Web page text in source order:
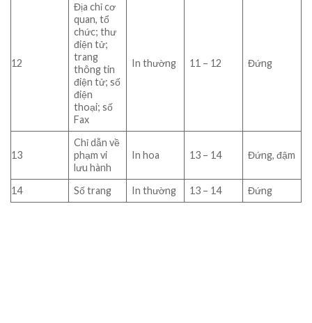
12
Địa chỉ cơ
quan, tổ
chức; thư
điện tử;
trang
thông tin
điện tử; số
điện
thoại; số
Fax
In thường 11 – 12 Đứng
13
Chỉ dẫn về
phạm vi
lưu hành
In hoa 13 – 14 Đứng, đậm
14 Số trang In thường 13 – 14 Đứng